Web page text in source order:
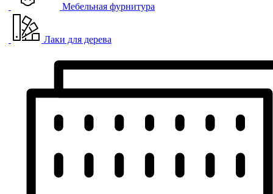
Мебельная фурнитура
Лаки для дерева